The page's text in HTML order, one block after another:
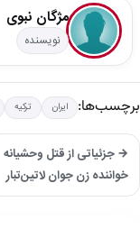
مژگان نبوی
نویسنده
برچسب‌ها: ایران ترکیه
→ جزئیاتی از قتل وحشیانه
خواننده زن جوان لاتین‌تبار